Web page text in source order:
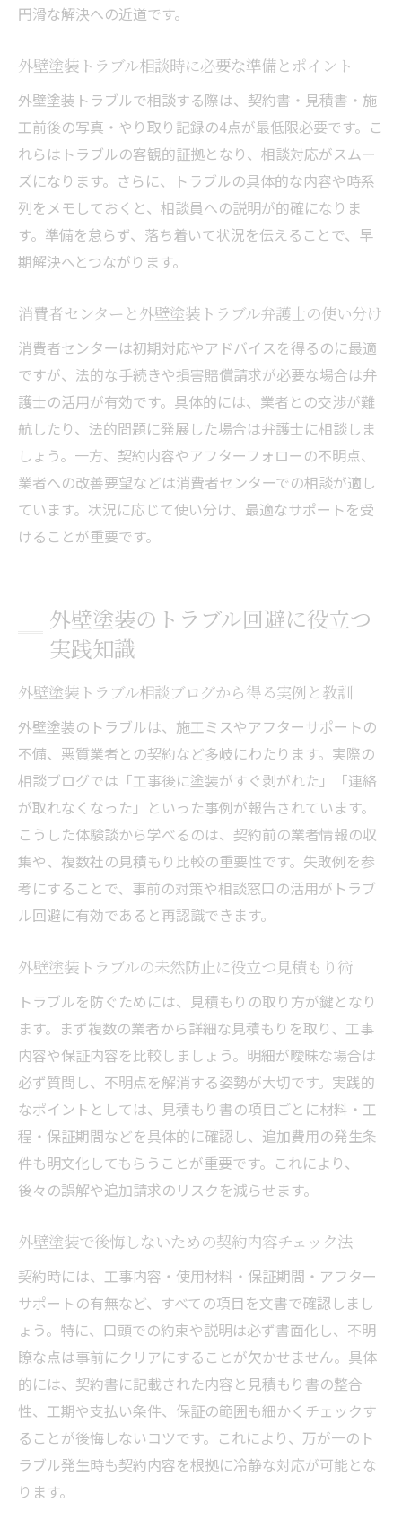
円滑な解決への近道です。
外壁塗装トラブル相談時に必要な準備とポイント
外壁塗装トラブルで相談する際は、契約書・見積書・施
工前後の写真・やり取り記録の4点が最低限必要です。こ
れらはトラブルの客観的証拠となり、相談対応がスムー
ズになります。さらに、トラブルの具体的な内容や時系
列をメモしておくと、相談員への説明が的確になりま
す。準備を怠らず、落ち着いて状況を伝えることで、早
期解決へとつながります。
消費者センターと外壁塗装トラブル弁護士の使い分け
消費者センターは初期対応やアドバイスを得るのに最適
ですが、法的な手続きや損害賠償請求が必要な場合は弁
護士の活用が有効です。具体的には、業者との交渉が難
航したり、法的問題に発展した場合は弁護士に相談しま
しょう。一方、契約内容やアフターフォローの不明点、
業者への改善要望などは消費者センターでの相談が適し
ています。状況に応じて使い分け、最適なサポートを受
けることが重要です。
外壁塗装のトラブル回避に役立つ
実践知識
外壁塗装トラブル相談ブログから得る実例と教訓
外壁塗装のトラブルは、施工ミスやアフターサポートの
不備、悪質業者との契約など多岐にわたります。実際の
相談ブログでは「工事後に塗装がすぐ剥がれた」「連絡
が取れなくなった」といった事例が報告されています。
こうした体験談から学べるのは、契約前の業者情報の収
集や、複数社の見積もり比較の重要性です。失敗例を参
考にすることで、事前の対策や相談窓口の活用がトラブ
ル回避に有効であると再認識できます。
外壁塗装トラブルの未然防止に役立つ見積もり術
トラブルを防ぐためには、見積もりの取り方が鍵となり
ます。まず複数の業者から詳細な見積もりを取り、工事
内容や保証内容を比較しましょう。明細が曖昧な場合は
必ず質問し、不明点を解消する姿勢が大切です。実践的
なポイントとしては、見積もり書の項目ごとに材料・工
程・保証期間などを具体的に確認し、追加費用の発生条
件も明文化してもらうことが重要です。これにより、
後々の誤解や追加請求のリスクを減らせます。
外壁塗装で後悔しないための契約内容チェック法
契約時には、工事内容・使用材料・保証期間・アフター
サポートの有無など、すべての項目を文書で確認しまし
ょう。特に、口頭での約束や説明は必ず書面化し、不明
瞭な点は事前にクリアにすることが欠かせません。具体
的には、契約書に記載された内容と見積もり書の整合
性、工期や支払い条件、保証の範囲も細かくチェックす
ることが後悔しないコツです。これにより、万が一のト
ラブル発生時も契約内容を根拠に冷静な対応が可能とな
ります。